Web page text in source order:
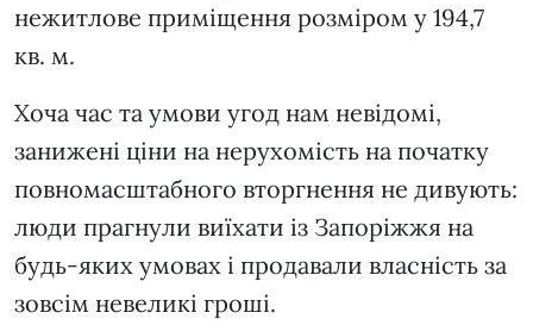
нежитлове приміщення розміром у 194,7
кв. м.
Хоча час та умови угод нам невідомі,
занижені ціни на нерухомість на початку
повномасштабного вторгнення не дивують:
люди прагнули виїхати із Запоріжжя на
будь-яких умовах і продавали власність за
зовсім невеликі гроші.